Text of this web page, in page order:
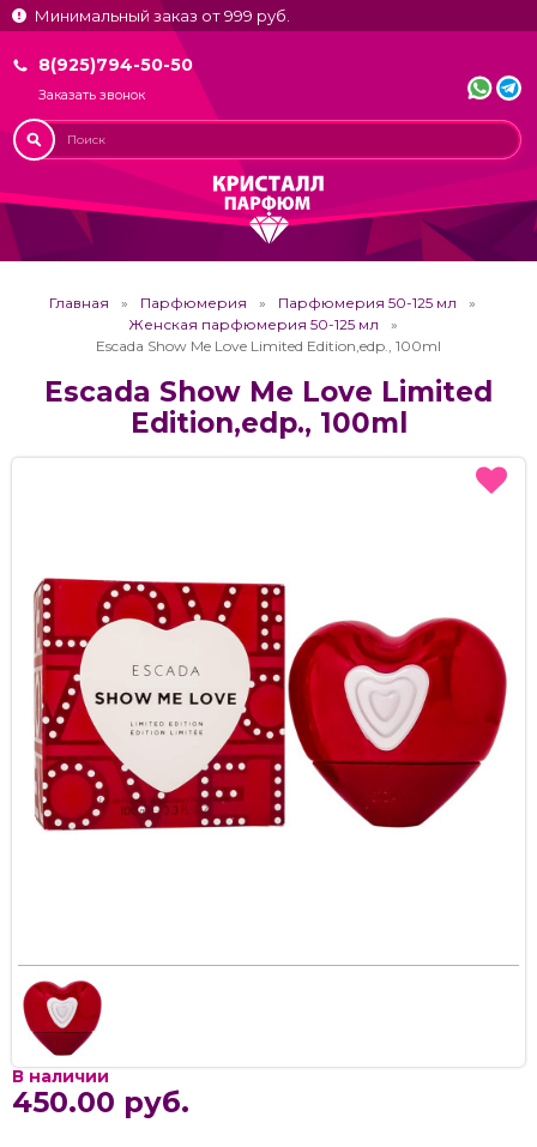
Минимальный заказ от 999 руб.
8(925)794-50-50
Заказать звонок
Главная Парфюмерия
Парфюмерия 50-125 мл
Женская парфюмерия 50-125 мл
Escada Show Me Love Limited Edition,edp., 100ml
Escada Show Me Love Limited
Edition,edp., 100ml
В наличии
450.00 руб.